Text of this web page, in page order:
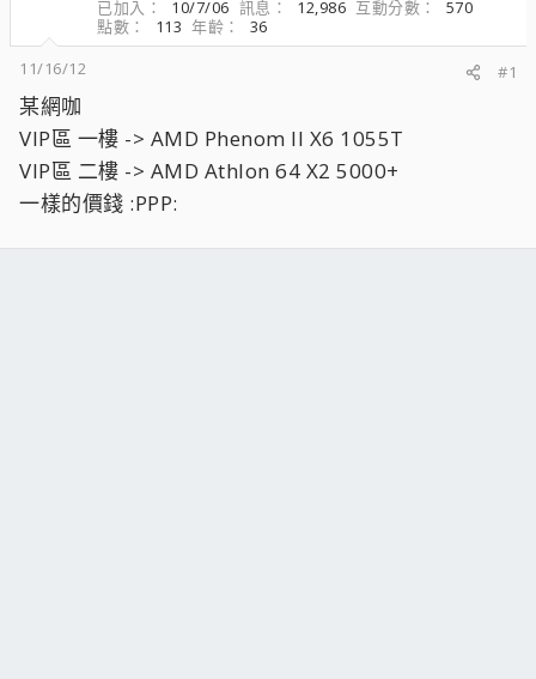
已加入
10/7/06 訊息 12,986 互動分數
570
點數
113 年齡
36
11/16/12
#1
某網咖
VIP區 一樓 -> AMD Phenom II X6 1055T
VIP區 二樓 -> AMD Athlon 64 X2 5000+
一樣的價錢 :PPP: